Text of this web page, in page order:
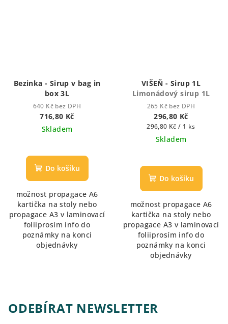
Bezinka - Sirup v bag in
box 3L
640 Kč bez DPH
716,80 Kč
Skladem
Do košíku
možnost propagace A6
kartička na stoly nebo
propagace A3 v laminovací
foliiprosím info do
poznámky na konci
objednávky
VIŠEŇ - Sirup 1L
Limonádový sirup 1L
265 Kč bez DPH
296,80 Kč
Měrná
cena:
296,80 Kč / 1 ks
Skladem
Do košíku
možnost propagace A6
kartička na stoly nebo
propagace A3 v laminovací
foliiprosím info do
poznámky na konci
objednávky
ODEBÍRAT NEWSLETTER